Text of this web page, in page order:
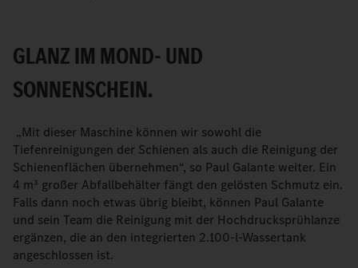
GLANZ IM MOND- UND
SONNENSCHEIN.
„Mit dieser Maschine können wir sowohl die
Tiefenreinigungen der Schienen als auch die Reinigung der
Schienenflächen übernehmen“, so Paul Galante weiter. Ein
4 m³ großer Abfallbehälter fängt den gelösten Schmutz ein.
Falls dann noch etwas übrig bleibt, können Paul Galante
und sein Team die Reinigung mit der Hochdrucksprühlanze
ergänzen, die an den integrierten 2.100-l-Wassertank
angeschlossen ist.